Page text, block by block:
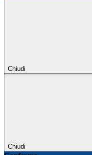
Chiudi
Chiudi